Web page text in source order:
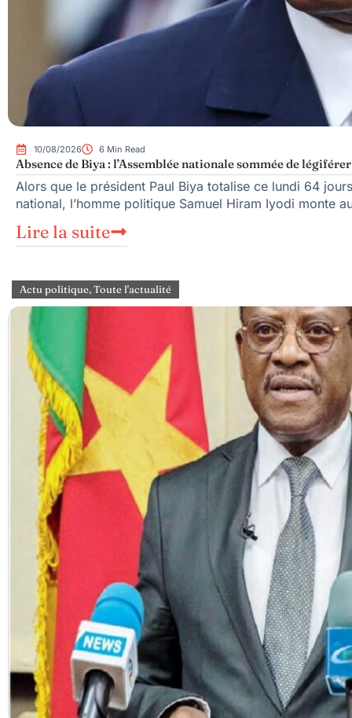
10/08/2026 6 Min Read
Absence de Biya : l’Assemblée nationale sommée de
Alors que le président Paul Biya totalise ce lundi 64
national, l’homme politique Samuel Hiram Iyodi monte
Lire la suite
Actu politique,Toute l'actualité